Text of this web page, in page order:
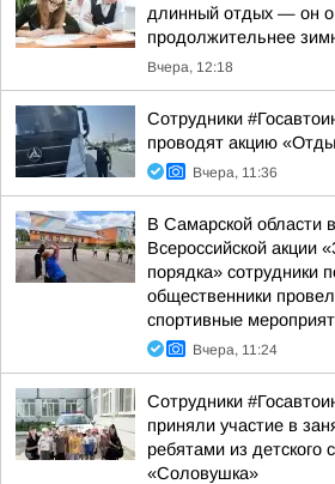
длинный отдых — он
продолжительнее
Вчера, 12:18
Сотрудники
проводят акцию
Вчера, 11:36
В Самарской области
Всероссийской акции
порядка» сотрудники
общественники
спортивные
Вчера, 11:24
Сотрудники
приняли участие в
ребятами из
«Соловушка»